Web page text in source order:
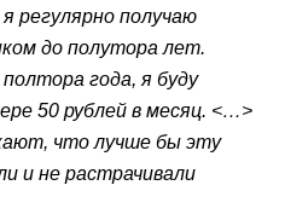
регулярно получаю
до полутора лет.
года, я буду
50 рублей в месяц. <…>
что лучше бы эту
и не растрачивали